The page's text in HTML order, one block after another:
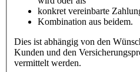
konkret vereinbarte
Kombination aus beidem.
Dies ist abhängig von den
Kunden und den
vermittelt werden.